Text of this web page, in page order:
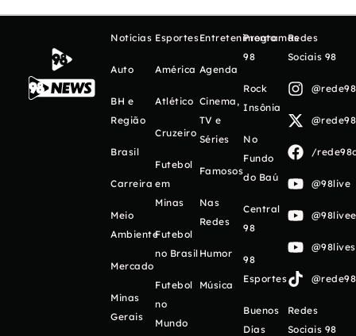
Notícias
Auto
BH e
Região
Brasil
Carreira
Meio
Ambiente
Mercado
Minas
Gerais
Esportes
América
Atlético
Cruzeiro
Futebol
em
Minas
Futebol
no Brasil
Futebol
no
Mundo
Entretenimento
Agenda
Cinema,
TV e
Séries
Famosos
Nas
Redes
Humor
Música
Programas
98
Rock
Insônia
No
Fundo
do Baú
Central
98
98
Esportes
Buenos
Días
Redes
Sociais 98
/
@98live
Redes
Sociais 98